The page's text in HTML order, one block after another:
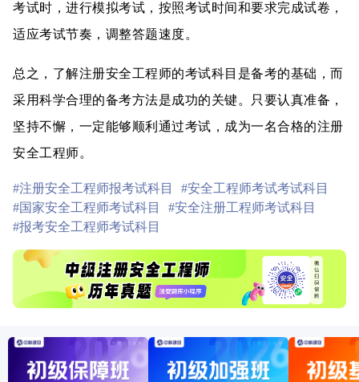
考试时，进行模拟考试，按照考试时间和要求完成试卷，
适应考试节奏，调整答题速度。
总之，了解注册安全工程师的考试科目是备考的基础，而
采用科学合理的备考方法是成功的关键。只要认真准备，
坚持不懈，一定能够顺利通过考试，成为一名合格的注册
安全工程师。
#注册安全工程师报考试科目
#安全工程师考试考试科目
#国家安全工程师考试科目
#安全注册工程师考试科目
#报考安全工程师考试科目